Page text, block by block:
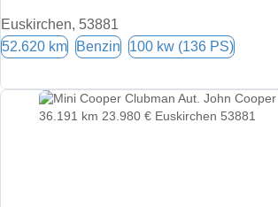
Euskirchen, 53881
52.620 km Benzin 100 kw (136 PS)